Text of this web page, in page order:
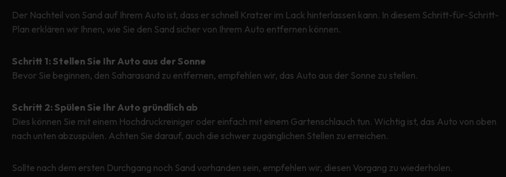
Der Nachteil von Sand auf Ihrem Auto ist, dass er schnell Kratzer im Lack hinterlassen kann. In diesem Schritt-für-Schritt-
Plan erklären wir Ihnen, wie Sie den Sand sicher von Ihrem Auto entfernen können.
Schritt 1: Stellen Sie Ihr Auto aus der Sonne
Bevor Sie beginnen, den Saharasand zu entfernen, empfehlen wir, das Auto aus der Sonne zu stellen.
Schritt 2: Spülen Sie Ihr Auto gründlich ab
Dies können Sie mit einem Hochdruckreiniger oder einfach mit einem Gartenschlauch tun. Wichtig ist, das Auto von oben
nach unten abzuspülen. Achten Sie darauf, auch die schwer zugänglichen Stellen zu erreichen.
Sollte nach dem ersten Durchgang noch Sand vorhanden sein, empfehlen wir, diesen Vorgang zu wiederholen.